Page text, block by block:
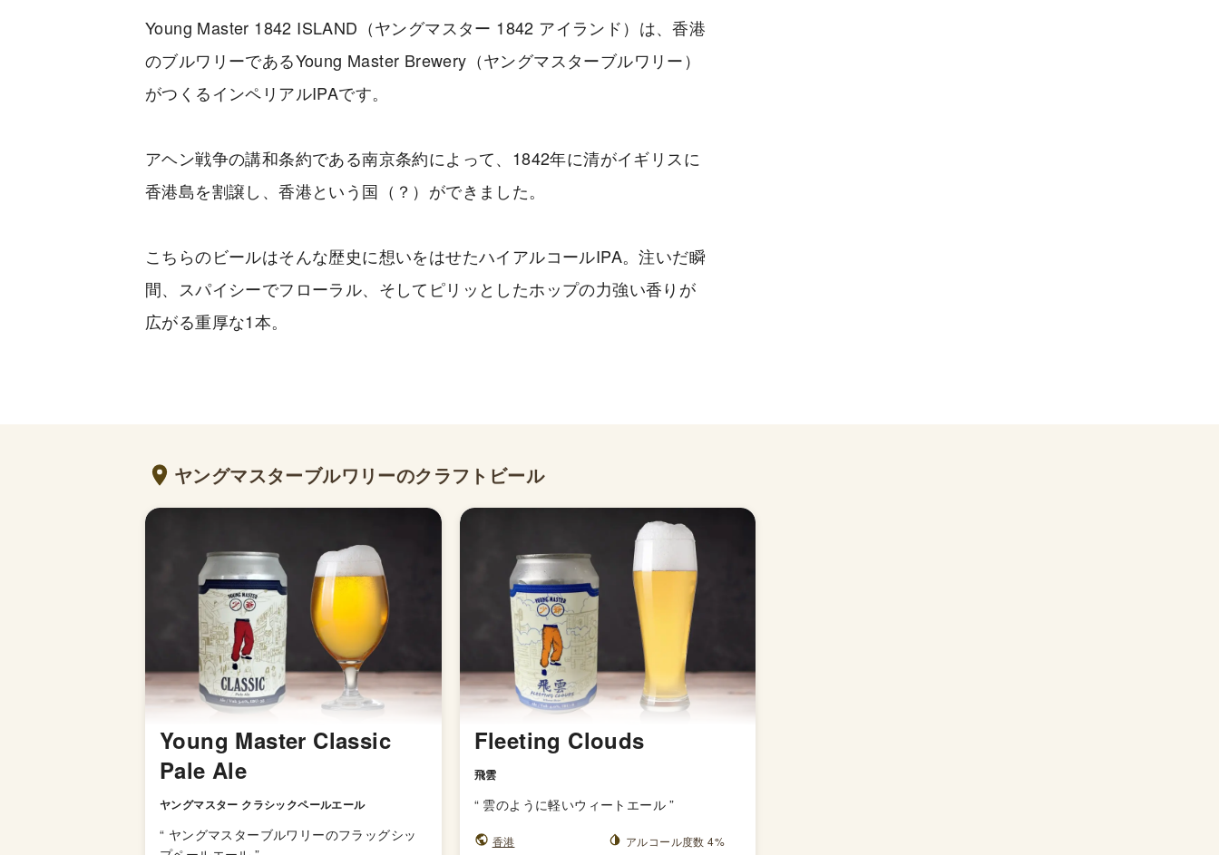
Young Master 1842 ISLAND（ヤングマスター 1842 アイランド）は、香港
のブルワリーであるYoung Master Brewery（ヤングマスターブルワリー）
がつくるインペリアルIPAです。
アヘン戦争の講和条約である南京条約によって、1842年に清がイギリスに
香港島を割譲し、香港という国（？）ができました。
こちらのビールはそんな歴史に想いをはせたハイアルコールIPA。注いだ瞬
間、スパイシーでフローラル、そしてピリッとしたホップの力強い香りが
広がる重厚な1本。
ヤングマスターブルワリーのクラフトビール
Young Master Classic
Pale Ale
ヤングマスター クラシックペールエール
“ ヤングマスターブルワリーのフラッグシッ
Fleeting Clouds
飛雲
“ 雲のように軽いウィートエール ”
香港
アルコール度数 4%